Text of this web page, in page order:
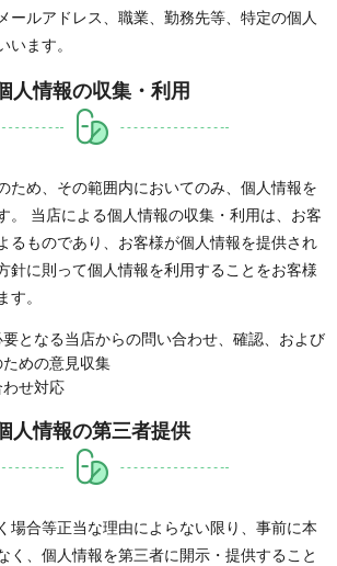
ールアドレス、職業、勤務先等、特定の個人
います。
人情報の収集・利用
ため、その範囲内においてのみ、個人情報を
。 当店による個人情報の収集・利用は、お客
るものであり、お客様が個人情報を提供され
針に則って個人情報を利用することをお客様
す。
となる当店からの問い合わせ、確認、および
めの意見収集
せ対応
人情報の第三者提供
場合等正当な理由によらない限り、事前に本
く、個人情報を第三者に開示・提供すること